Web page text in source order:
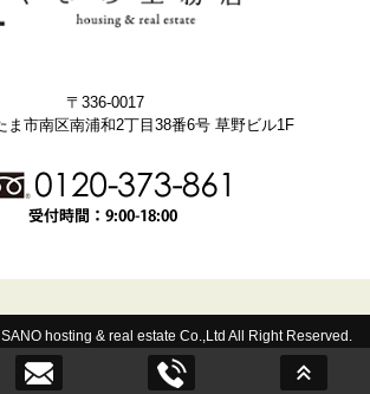
〒336-0017
ま市南区南浦和2丁目38番6号 草野ビル1F
hosting & real estate Co.,Ltd All Right Reserved.